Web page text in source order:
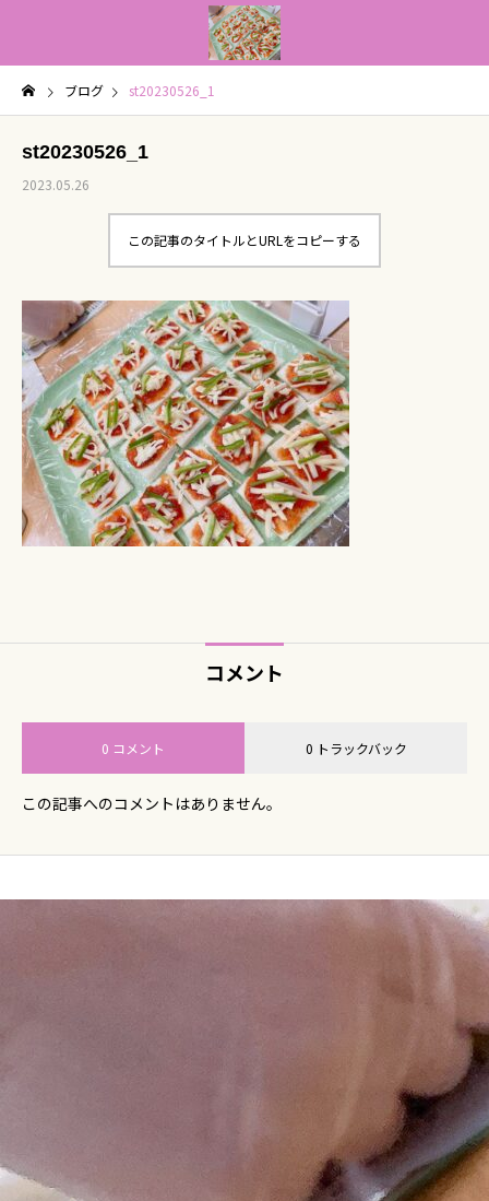
ブログ st20230526_1
st20230526_1
2023.05.26
この記事のタイトルとURLをコピーする
コメント
0 コメント 0 トラックバック
この記事へのコメントはありません。